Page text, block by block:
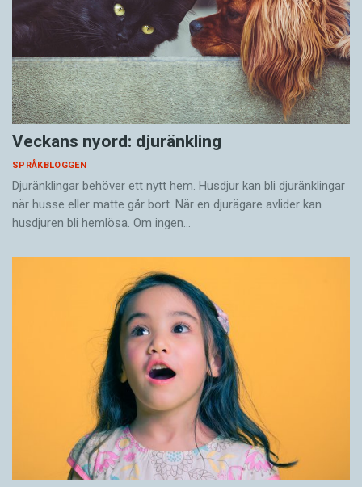
Veckans nyord: djuränkling
SPRÅKBLOGGEN
Djuränklingar behöver ett nytt hem. Husdjur kan bli djuränklingar
när husse eller matte går bort. När en djurägare avlider kan
husdjuren bli hemlösa. Om ingen…